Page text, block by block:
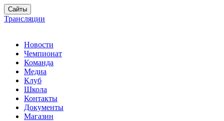
Сайты
Трансляции
Новости
Чемпионат
Команда
Медиа
Клуб
Школа
Контакты
Документы
Магазин